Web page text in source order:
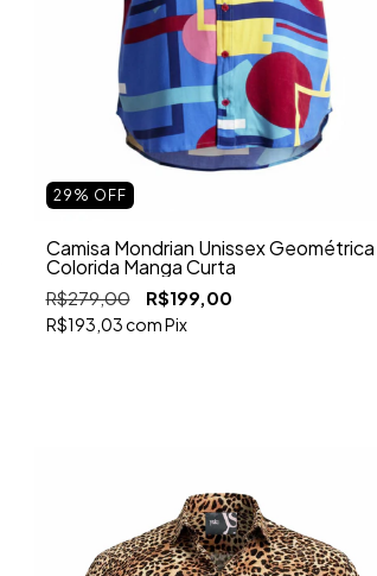
29 % OFF
Camisa Mondrian Unissex Geométrica
Colorida Manga Curta
R$279,00 R$199,00
R$193,03comPix